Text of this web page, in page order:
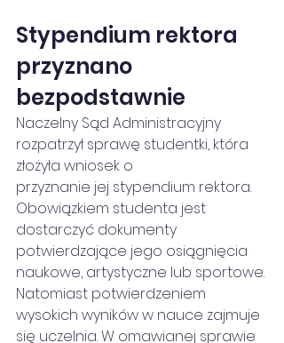
Stypendium rektora
przyznano
bezpodstawnie
Naczelny Sąd Administracyjny
rozpatrzył sprawę studentki, która
złożyła wniosek o
przyznanie jej stypendium rektora.
Obowiązkiem studenta jest
dostarczyć dokumenty
potwierdzające jego osiągnięcia
naukowe, artystyczne lub sportowe.
Natomiast potwierdzeniem
wysokich wyników w nauce zajmuje
się uczelnia. W omawianej sprawie